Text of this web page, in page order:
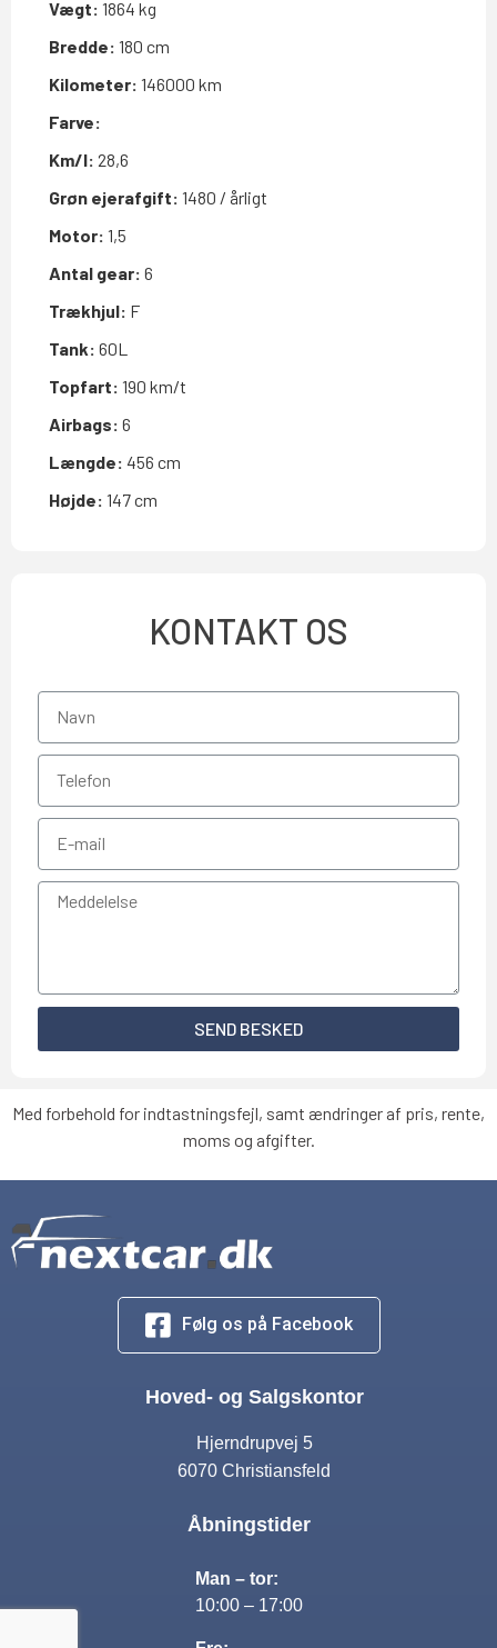
Vægt: 1864 kg
Bredde: 180 cm
Kilometer: 146000 km
Farve:
Km/l: 28,6
Grøn ejerafgift: 1480 / årligt
Motor: 1,5
Antal gear: 6
Trækhjul: F
Tank: 60L
Topfart: 190 km/t
Airbags: 6
Længde: 456 cm
Højde: 147 cm
KONTAKT OS
SEND BESKED
Med forbehold for indtastningsfejl, samt ændringer af pris, rente,
moms og afgifter.
Følg os på Facebook
Hoved- og Salgskontor
Hjerndrupvej 5
6070 Christiansfeld
Åbningstider
Man – tor:
10:00 – 17:00